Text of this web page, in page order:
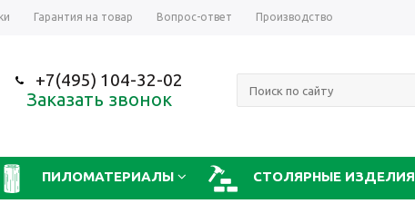
Гарантия на товар Вопрос-ответ Производство
+7(495) 104-32-02
Заказать звонок
ПИЛОМАТЕРИАЛЫ СТОЛЯРНЫЕ ИЗДЕЛИЯ